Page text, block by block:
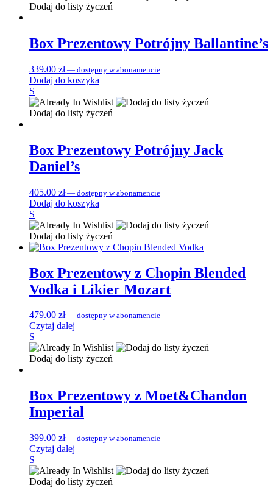
Dodaj do listy życzeń
Box Prezentowy Potrójny Ballantine’s
339.00 zł — dostępny w abonamencie
Dodaj do koszyka
S
Dodaj do listy życzeń
Box Prezentowy Potrójny Jack
Daniel’s
405.00 zł — dostępny w abonamencie
Dodaj do koszyka
S
Dodaj do listy życzeń
Box Prezentowy z Chopin Blended
Vodka i Likier Mozart
479.00 zł — dostępny w abonamencie
Czytaj dalej
S
Dodaj do listy życzeń
Box Prezentowy z Moet&Chandon
Imperial
399.00 zł — dostępny w abonamencie
Czytaj dalej
S
Dodaj do listy życzeń